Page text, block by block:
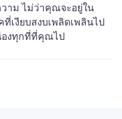
าม ไม่ว่าคุณจะอยู่ใน
เงียบสงบเพลิดเพลินไป
องทุกที่ที่คุณไป